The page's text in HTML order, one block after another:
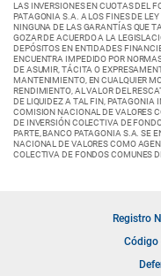
LAS INVERSIONES EN CUOTAS DEL
PATAGONIA S.A. A LOS FINES DE
NINGUNA DE LAS GARANTÍAS QUE
GOZAR DE ACUERDO A LA
DEPÓSITOS EN ENTIDADES
ENCUENTRA IMPEDIDO POR
DE ASUMIR, TÁCITA O
MANTENIMIENTO, EN CUALQUIER
RENDIMIENTO, AL VALOR DEL
DE LIQUIDEZ A TAL FIN, PATAGONIA
COMISION NACIONAL DE VALORES
DE INVERSIÓN COLECTIVA DE
PARTE, BANCO PATAGONIA S.A. SE
NACIONAL DE VALORES COMO
COLECTIVA DE FONDOS COMUNES
Registro
Código